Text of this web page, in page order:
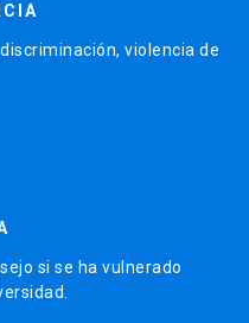
violencia de
si se ha vulnerado